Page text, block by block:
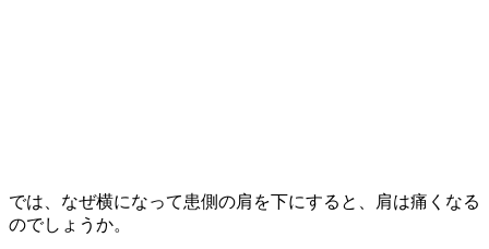
では、なぜ横になって患側の肩を下にすると
、肩は痛くなる
のでしょうか。